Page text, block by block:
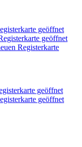
geöffnet
geöffnet
Registerkarte
geöffnet
geöffnet